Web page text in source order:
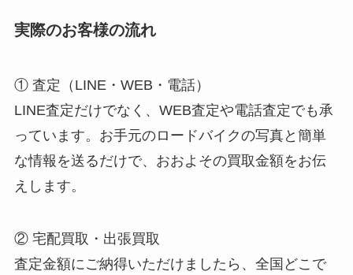
実際のお客様の流れ
① 査定（LINE・WEB・電話）
LINE査定だけでなく、WEB査定や電話査定でも承
っています。お手元のロードバイクの写真と簡単
な情報を送るだけで、おおよその買取金額をお伝
えします。
② 宅配買取・出張買取
査定金額にご納得いただけましたら、全国どこで